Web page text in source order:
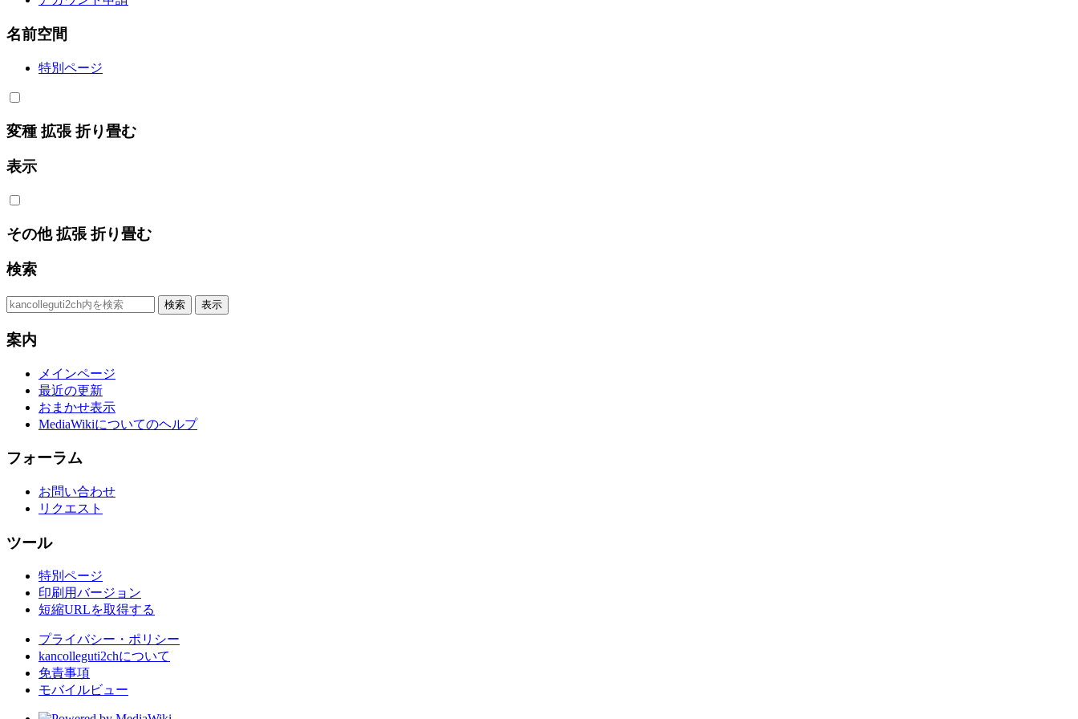
名前空間
特別ページ
変種 拡張 折り畳む
表示
その他 拡張 折り畳む
検索
案内
メインページ
最近の更新
おまかせ表示
MediaWikiについてのヘルプ
フォーラム
お問い合わせ
リクエスト
ツール
特別ページ
印刷用バージョン
短縮URLを取得する
プライバシー・ポリシー
kancolleguti2chについて
免責事項
モバイルビュー